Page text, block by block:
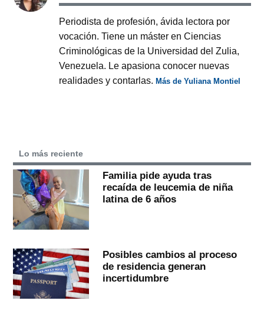
Periodista de profesión, ávida lectora por
vocación. Tiene un máster en Ciencias
Criminológicas de la Universidad del Zulia,
Venezuela. Le apasiona conocer nuevas
realidades y contarlas.Más de Yuliana Montiel
Lo más reciente
Familia pide ayuda tras
recaída de leucemia de niña
latina de 6 años
Posibles cambios al proceso
de residencia generan
incertidumbre